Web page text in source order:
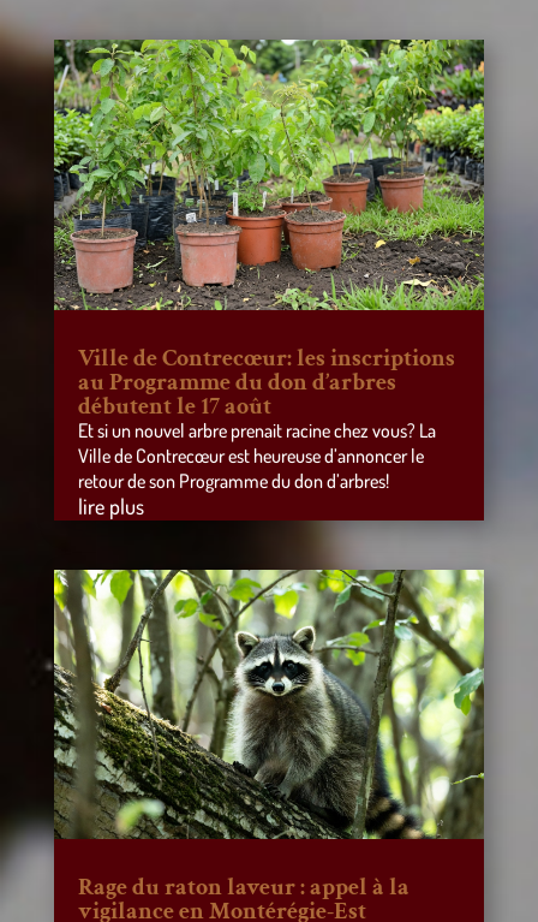
Ville de Contrecœur: les inscriptions
au Programme du don d’arbres
débutent le 17 août
Et si un nouvel arbre prenait racine chez vous? La
Ville de Contrecœur est heureuse d’annoncer le
retour de son Programme du don d’arbres!
lire plus
Rage du raton laveur : appel à la
vigilance en Montérégie-Est